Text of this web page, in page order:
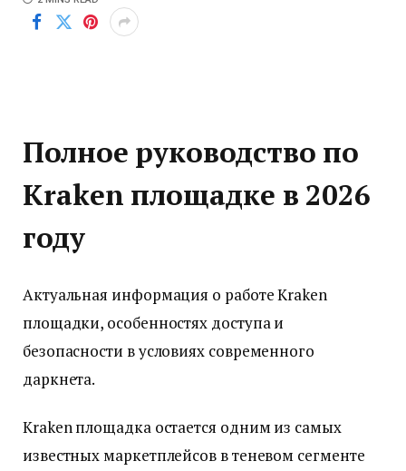
Полное руководство по
Kraken площадке в 2026
году
Актуальная информация о работе Kraken
площадки, особенностях доступа и
безопасности в условиях современного
даркнета.
Kraken площадка остается одним из самых
известных маркетплейсов в теневом сегменте